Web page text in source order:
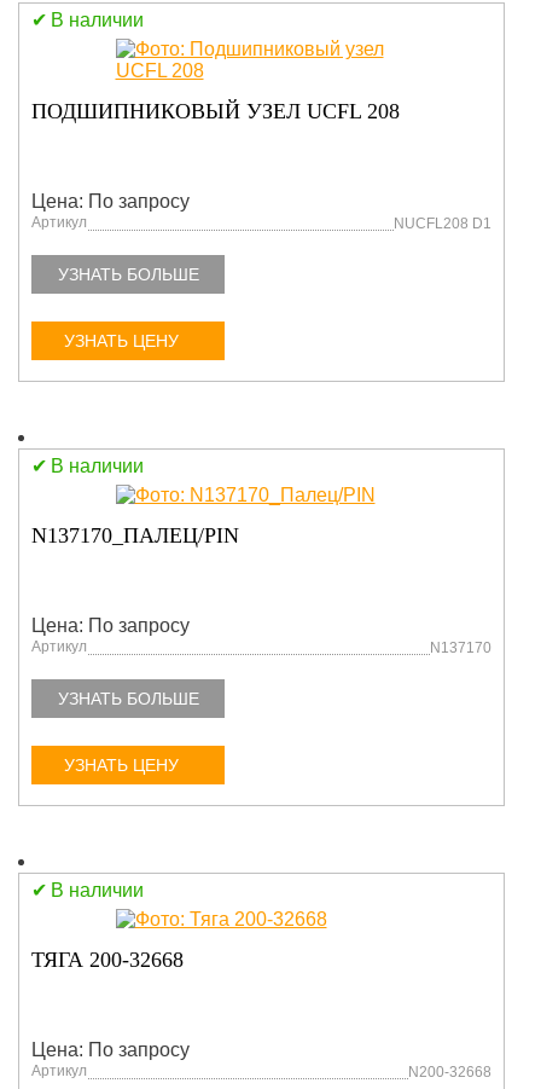
В наличии
ПОДШИПНИКОВЫЙ УЗЕЛ UCFL 208
Цена: По запросу
Артикул NUCFL208 D1
УЗНАТЬ БОЛЬШЕ
УЗНАТЬ ЦЕНУ
В наличии
N137170_ПАЛЕЦ/PIN
Цена: По запросу
Артикул N137170
УЗНАТЬ БОЛЬШЕ
УЗНАТЬ ЦЕНУ
В наличии
ТЯГА 200-32668
Цена: По запросу
Артикул N200-32668